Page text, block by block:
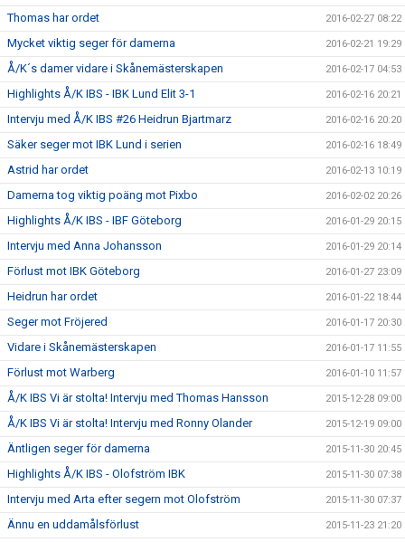
Thomas har ordet 2016-02-27 08:22
Mycket viktig seger för damerna 2016-02-21 19:29
Å/K´s damer vidare i Skånemästerskapen 2016-02-17 04:53
Highlights Å/K IBS - IBK Lund Elit 3-1 2016-02-16 20:21
Intervju med Å/K IBS #26 Heidrun Bjartmarz 2016-02-16 20:20
Säker seger mot IBK Lund i serien 2016-02-16 18:49
Astrid har ordet 2016-02-13 10:19
Damerna tog viktig poäng mot Pixbo 2016-02-02 20:26
Highlights Å/K IBS - IBF Göteborg 2016-01-29 20:15
Intervju med Anna Johansson 2016-01-29 20:14
Förlust mot IBK Göteborg 2016-01-27 23:09
Heidrun har ordet 2016-01-22 18:44
Seger mot Fröjered 2016-01-17 20:30
Vidare i Skånemästerskapen 2016-01-17 11:55
Förlust mot Warberg 2016-01-10 11:57
Å/K IBS Vi är stolta! Intervju med Thomas Hansson 2015-12-28 09:00
Å/K IBS Vi är stolta! Intervju med Ronny Olander 2015-12-19 09:00
Äntligen seger för damerna 2015-11-30 20:45
Highlights Å/K IBS - Olofström IBK 2015-11-30 07:38
Intervju med Arta efter segern mot Olofström 2015-11-30 07:37
Ännu en uddamålsförlust 2015-11-23 21:20